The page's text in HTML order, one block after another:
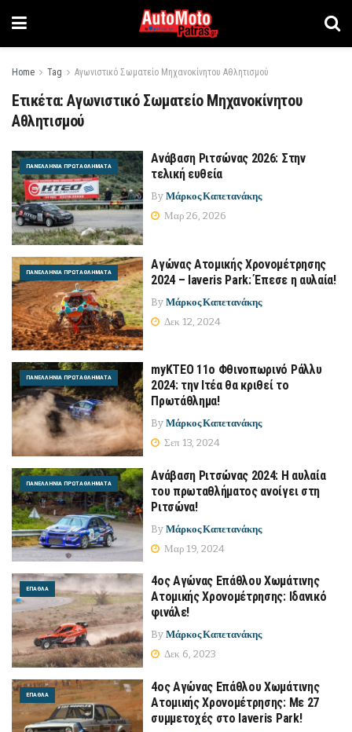
Home Tag Αγωνιστικό Σωματείο Μηχανοκίνητου Αθλητισμού
Ετικέτα:Αγωνιστικό Σωματείο Μηχανοκίνητου
Αθλητισμού
ΠΑΝΕΛΛΉΝΙΑ ΠΡΩΤΑΘΛΉΜΑΤΑ
Ανάβαση Ριτσώνας 2026: Στην
τελική ευθεία
By Μάρκος Καπετανάκης
Μαρ 26, 2026
ΠΑΝΕΛΛΉΝΙΑ ΠΡΩΤΑΘΛΉΜΑΤΑ
Αγώνας Ατομικής Χρονομέτρησης
2024 – Iaveris Park: Έπεσε η αυλαία!
By Μάρκος Καπετανάκης
Δεκ 12, 2024
ΠΑΝΕΛΛΉΝΙΑ ΠΡΩΤΑΘΛΉΜΑΤΑ
myKTEO 11ο Φθινοπωρινό Ράλλυ
2024: την Ιτέα θα κριθεί το
Πρωτάθλημα!
By Μάρκος Καπετανάκης
Σεπ 13, 2024
ΠΑΝΕΛΛΉΝΙΑ ΠΡΩΤΑΘΛΉΜΑΤΑ
Ανάβαση Ριτσώνας 2024: Η αυλαία
του πρωταθλήματος ανοίγει στη
Ριτσώνα!
By Μάρκος Καπετανάκης
Μαρ 19, 2024
ΈΠΑΘΛΑ
4ος Αγώνας Επάθλου Χωμάτινης
Ατομικής Χρονομέτρησης: Ιδανικό
φινάλε!
By Μάρκος Καπετανάκης
Δεκ 6, 2023
ΈΠΑΘΛΑ
4ος Αγώνας Επάθλου Χωμάτινης
Ατομικής Χρονομέτρησης: Με 27
συμμετοχές στο Iaveris Park!